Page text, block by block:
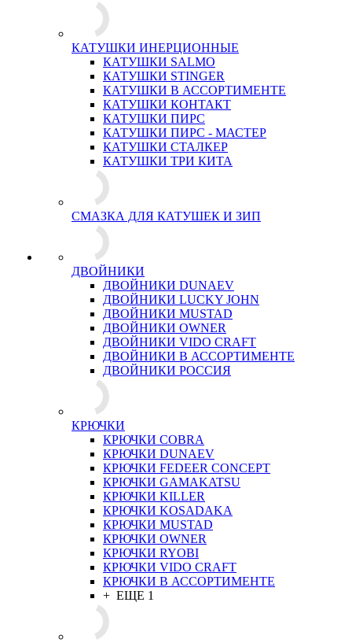
КАТУШКИ ИНЕРЦИОННЫЕ
КАТУШКИ SALMO
КАТУШКИ STINGER
КАТУШКИ В АССОРТИМЕНТЕ
КАТУШКИ КОНТАКТ
КАТУШКИ ПИРС
КАТУШКИ ПИРС - МАСТЕР
КАТУШКИ СТАЛКЕР
КАТУШКИ ТРИ КИТА
СМАЗКА ДЛЯ КАТУШЕК И ЗИП
ДВОЙНИКИ
ДВОЙНИКИ DUNAEV
ДВОЙНИКИ LUCKY JOHN
ДВОЙНИКИ MUSTAD
ДВОЙНИКИ OWNER
ДВОЙНИКИ VIDO CRAFT
ДВОЙНИКИ В АССОРТИМЕНТЕ
ДВОЙНИКИ РОССИЯ
КРЮЧКИ
КРЮЧКИ COBRA
КРЮЧКИ DUNAEV
КРЮЧКИ FEDEER CONCEPT
КРЮЧКИ GAMAKATSU
КРЮЧКИ KILLER
КРЮЧКИ KOSADAKA
КРЮЧКИ MUSTAD
КРЮЧКИ OWNER
КРЮЧКИ RYOBI
КРЮЧКИ VIDO CRAFT
КРЮЧКИ В АССОРТИМЕНТЕ
+ ЕЩЕ 1